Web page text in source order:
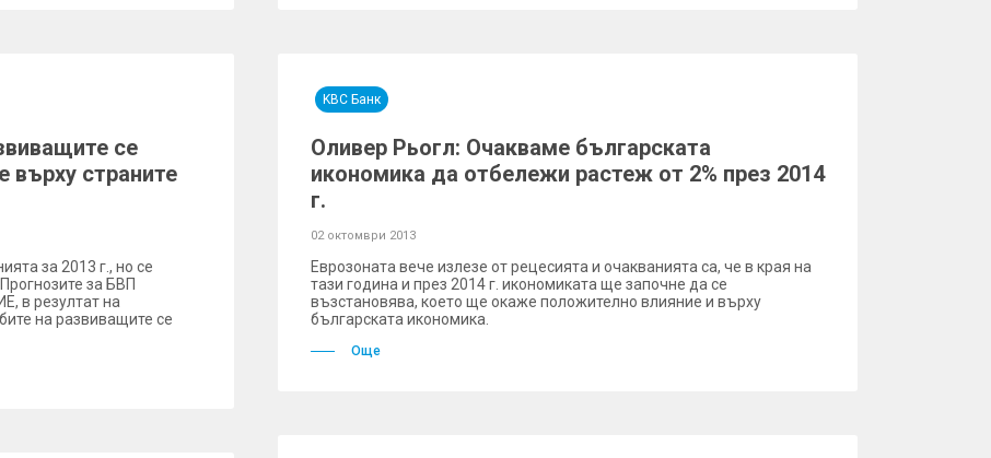
се
върху страните
за 2013 г., но се
за БВП
в резултат на
на развиващите се
KBC Банк
Оливер Рьогл: Очакваме българската
икономика да отбележи растеж от 2% през 2014
г.
02 октомври 2013
Еврозоната вече излезе от рецесията и очакванията са, че в края на
тази година и през 2014 г. икономиката ще започне да се
възстановява, което ще окаже положително влияние и върху
българската икономика.
Още